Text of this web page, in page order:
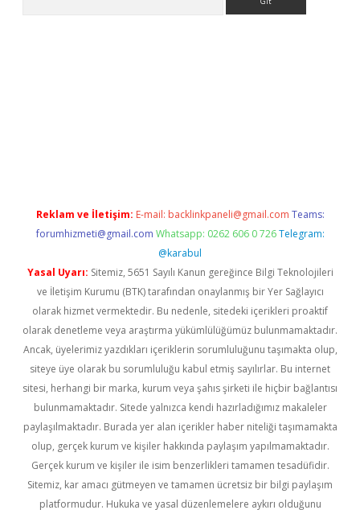
Reklam ve İletişim: E-mail: backlinkpaneli@gmail.com Teams:
forumhizmeti@gmail.com Whatsapp: 0262 606 0 726 Telegram:
@karabul
Yasal Uyarı: Sitemiz, 5651 Sayılı Kanun gereğince Bilgi Teknolojileri
ve İletişim Kurumu (BTK) tarafından onaylanmış bir Yer Sağlayıcı
olarak hizmet vermektedir. Bu nedenle, sitedeki içerikleri proaktif
olarak denetleme veya araştırma yükümlülüğümüz bulunmamaktadır.
Ancak, üyelerimiz yazdıkları içeriklerin sorumluluğunu taşımakta olup,
siteye üye olarak bu sorumluluğu kabul etmiş sayılırlar. Bu internet
sitesi, herhangi bir marka, kurum veya şahıs şirketi ile hiçbir bağlantısı
bulunmamaktadır. Sitede yalnızca kendi hazırladığımız makaleler
paylaşılmaktadır. Burada yer alan içerikler haber niteliği taşımamakta
olup, gerçek kurum ve kişiler hakkında paylaşım yapılmamaktadır.
Gerçek kurum ve kişiler ile isim benzerlikleri tamamen tesadüfidir.
Sitemiz, kar amacı gütmeyen ve tamamen ücretsiz bir bilgi paylaşım
platformudur. Hukuka ve yasal düzenlemelere aykırı olduğunu